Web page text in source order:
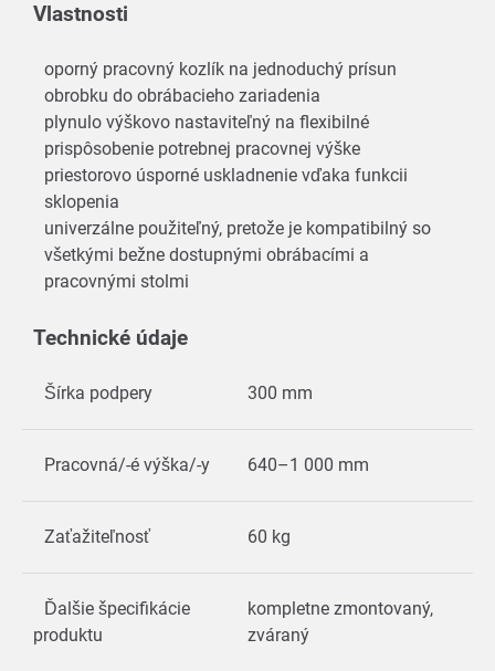
Vlastnosti
oporný pracovný kozlík na jednoduchý prísun
obrobku do obrábacieho zariadenia
plynulo výškovo nastaviteľný na flexibilné
prispôsobenie potrebnej pracovnej výške
priestorovo úsporné uskladnenie vďaka funkcii
sklopenia
univerzálne použiteľný, pretože je kompatibilný so
všetkými bežne dostupnými obrábacími a
pracovnými stolmi
Technické údaje
Šírka podpery 300 mm
Pracovná/-é výška/-y 640–1 000 mm
Zaťažiteľnosť 60 kg
Ďalšie špecifikácie
produktu
kompletne zmontovaný,
zváraný